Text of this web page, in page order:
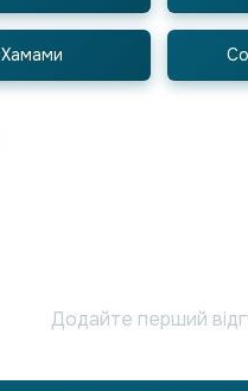
Хамами
Додайте перший